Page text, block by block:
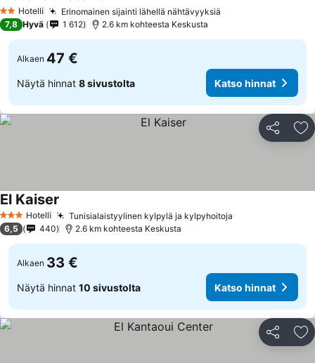
2 Tähtiluokitus
Hotelli Erinomainen sijainti lähellä nähtävyyksiä
7,8 Hyvä 1 612 2.6 km kohteesta Keskusta
Alkaen 47 €
Näytä hinnat 8 sivustolta Katso hinnat
Jaa
3 Tähtiluokitus
Hotelli Tunisialaistyylinen kylpylä ja kylpyhoitoja
El Kaiser
6,5 440 2.6 km kohteesta Keskusta
Alkaen 33 €
Näytä hinnat 10 sivustolta Katso hinnat
Jaa